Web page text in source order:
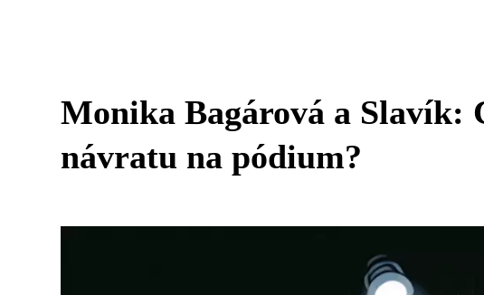
Monika Bagárová a Slavík:
návratu na pódium?